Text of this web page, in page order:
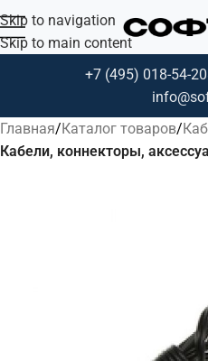
Skip to navigation
Skip to main content
+7 (495) 018-54-20
Главная Каталог товаров
Кабели, коннекторы,